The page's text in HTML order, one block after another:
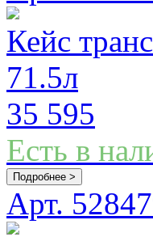
Кейс
71.5л
35 595
Есть в
Подробнее >
Арт.